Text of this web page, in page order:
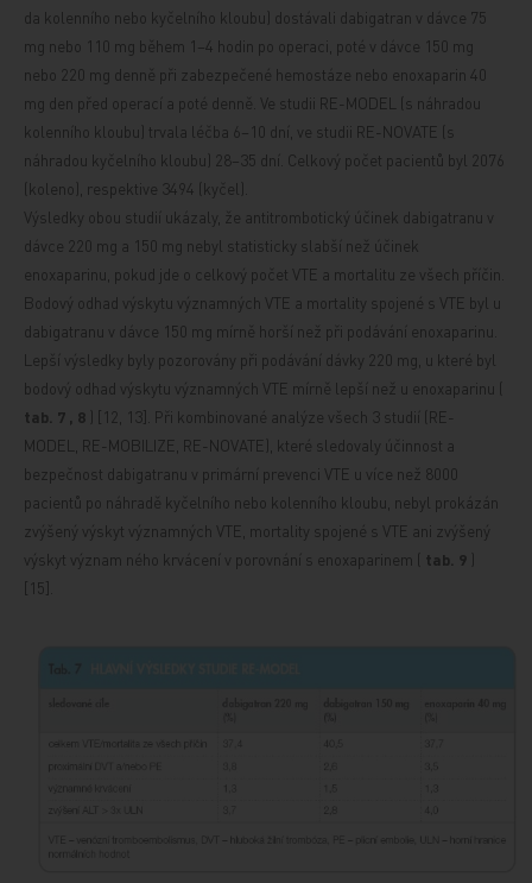
da kolenního nebo kyčelního kloubu) dostávali dabigatran v dávce 75
mg nebo 110 mg během 1–4 hodin po operaci, poté v dávce 150 mg
nebo 220 mg denně při zabezpečené hemostáze nebo enoxaparin 40
mg den před operací a poté denně. Ve studii RE-MODEL (s náhradou
kolenního kloubu) trvala léčba 6–10 dní, ve studii RE-NOVATE (s
náhradou kyčelního kloubu) 28–35 dní. Celkový počet pacientů byl 2076
(koleno), respektive 3494 (kyčel).
Výsledky obou studií ukázaly, že antitrombotický účinek dabigatranu v
dávce 220 mg a 150 mg nebyl statisticky slabší než účinek
enoxaparinu, pokud jde o celkový počet VTE a mortalitu ze všech příčin.
Bodový odhad výskytu významných VTE a mortality spojené s VTE byl u
dabigatranu v dávce 150 mg mírně horší než při podávání enoxaparinu.
Lepší výsledky byly pozorovány při podávání dávky 220 mg, u které byl
bodový odhad výskytu významných VTE mírně lepší než u enoxaparinu (
tab. 7 , 8 ) [12, 13]. Při kombinované analýze všech 3 studií (RE-
MODEL, RE-MOBILIZE, RE-NOVATE), které sledovaly účinnost a
bezpečnost dabigatranu v primární prevenci VTE u více než 8000
pacientů po náhradě kyčelního nebo kolenního kloubu, nebyl prokázán
zvýšený výskyt významných VTE, mortality spojené s VTE ani zvýšený
výskyt význam ného krvácení v porovnání s enoxaparinem ( tab. 9 )
[15].